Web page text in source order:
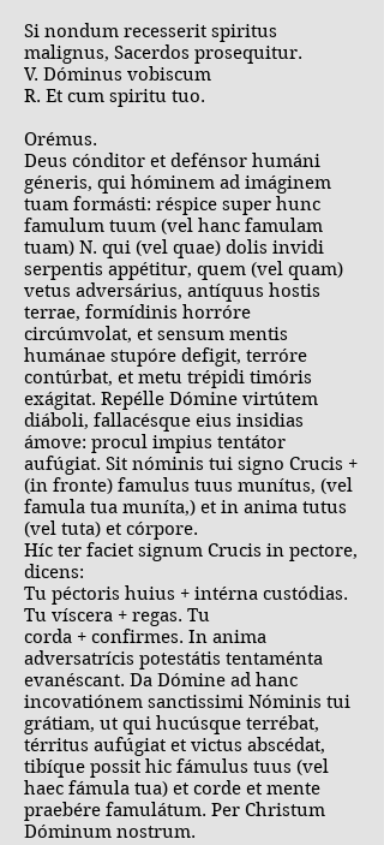
Si nondum recesserit spiritus
malignus, Sacerdos prosequitur.
V. Dóminus vobiscum
R. Et cum spiritu tuo.
Orémus.
Deus cónditor et defénsor humáni
géneris, qui hóminem ad imáginem
tuam formásti: réspice super hunc
famulum tuum (vel hanc famulam
tuam) N. qui (vel quae) dolis invidi
serpentis appétitur, quem (vel quam)
vetus adversárius, antíquus hostis
terrae, formídinis horróre
circúmvolat, et sensum mentis
humánae stupóre defigit, terróre
contúrbat, et metu trépidi timóris
exágitat. Repélle Dómine virtútem
diáboli, fallacésque eius insidias
ámove: procul impius tentátor
aufúgiat. Sit nóminis tui signo Crucis +
(in fronte) famulus tuus munítus, (vel
famula tua muníta,) et in anima tutus
(vel tuta) et córpore.
Híc ter faciet signum Crucis in pectore,
dicens:
Tu péctoris huius + intérna custódias.
Tu víscera + regas. Tu
corda + confirmes. In anima
adversatrícis potestátis tentaménta
evanéscant. Da Dómine ad hanc
incovatiónem sanctissimi Nóminis tui
grátiam, ut qui hucúsque terrébat,
térritus aufúgiat et victus abscédat,
tibíque possit hic fámulus tuus (vel
haec fámula tua) et corde et mente
praebére famulátum. Per Christum
Dóminum nostrum.